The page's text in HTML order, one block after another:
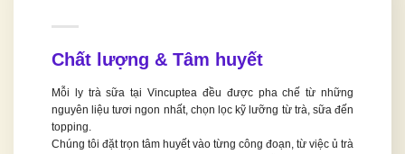
Chất lượng & Tâm huyết
Mỗi ly trà sữa tại Vincuptea đều được pha chế từ những
nguyên liệu tươi ngon nhất, chọn lọc kỹ lưỡng từ trà, sữa đến
topping.
Chúng tôi đặt trọn tâm huyết vào từng công đoạn, từ việc ủ trà